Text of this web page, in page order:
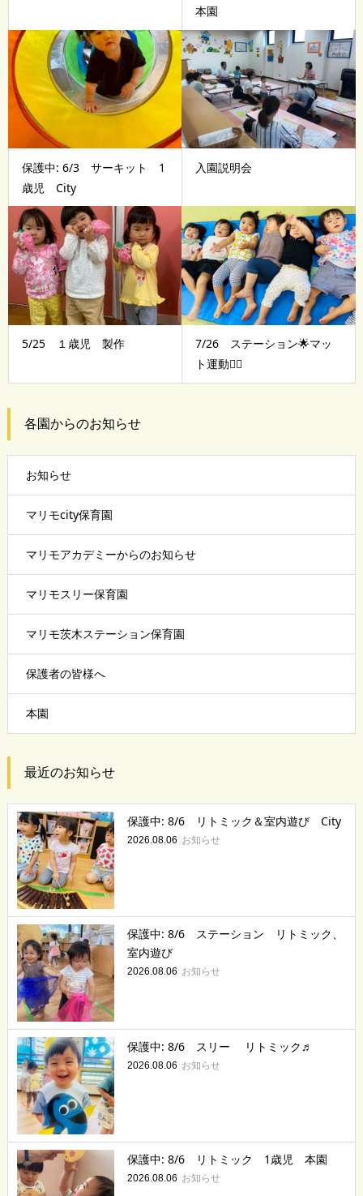
本園
保護中: 6/3 サーキット 1
歳児 City
入園説明会
5/25 １歳児 製作
7/26 ステーション🌟マッ
ト運動🤸‍♂️
各園からのお知らせ
お知らせ
マリモcity保育園
マリモアカデミーからのお知らせ
マリモスリー保育園
マリモ茨木ステーション保育園
保護者の皆様へ
本園
最近のお知らせ
保護中: 8/6 リトミック＆室内遊び City
2026.08.06 お知らせ
保護中: 8/6 ステーション リトミック、
室内遊び
2026.08.06 お知らせ
保護中: 8/6 スリー リトミック♬
2026.08.06 お知らせ
保護中: 8/6 リトミック 1歳児 本園
2026.08.06 お知らせ